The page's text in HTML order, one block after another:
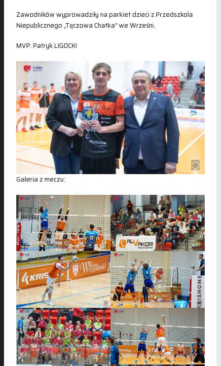
Zawodników wyprowadziły na parkiet dzieci z Przedszkola
Niepublicznego „Tęczowa Chatka” we Wrześni.
MVP: Patryk LIGOCKI
Galeria z meczu: